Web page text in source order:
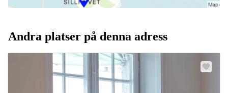
Andra platser på denna adress